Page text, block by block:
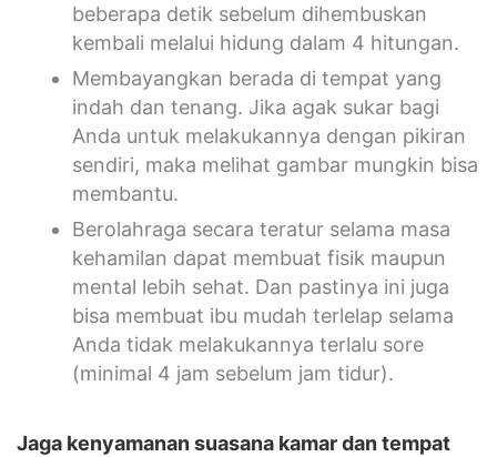
beberapa detik sebelum dihembuskan
kembali melalui hidung dalam 4 hitungan.
Membayangkan berada di tempat yang
indah dan tenang. Jika agak sukar bagi
Anda untuk melakukannya dengan pikiran
sendiri, maka melihat gambar mungkin bisa
membantu.
Berolahraga secara teratur selama masa
kehamilan dapat membuat fisik maupun
mental lebih sehat. Dan pastinya ini juga
bisa membuat ibu mudah terlelap selama
Anda tidak melakukannya terlalu sore
(minimal 4 jam sebelum jam tidur).
Jaga kenyamanan suasana kamar dan tempat